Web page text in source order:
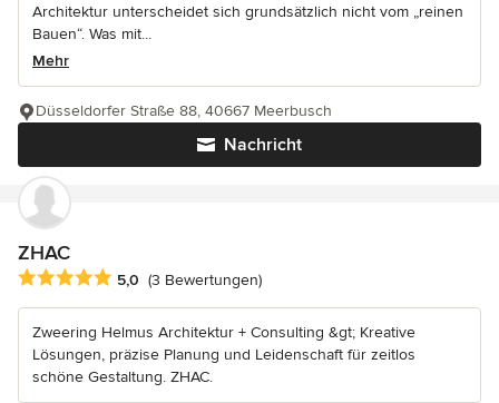
Architektur unterscheidet sich grundsätzlich nicht vom „reinen
Bauen“. Was mit...
Mehr
Nachricht
Düsseldorfer Straße 88, 40667 Meerbusch
ZHAC
Durchschnittliche Bewertung: 5 von 5 Sternen
5,0 (3 Bewertungen)
Zweering Helmus Architektur + Consulting &gt; Kreative
Lösungen, präzise Planung und Leidenschaft für zeitlos
schöne Gestaltung. ZHAC.